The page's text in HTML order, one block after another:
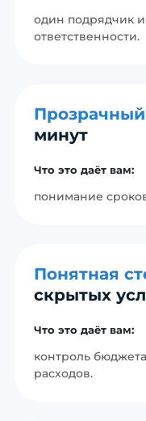
один подрядчик
ответственности.
Прозрачный
минут
Что это даёт вам:
понимание
Понятная
скрытых
Что это даёт вам:
контроль
расходов.